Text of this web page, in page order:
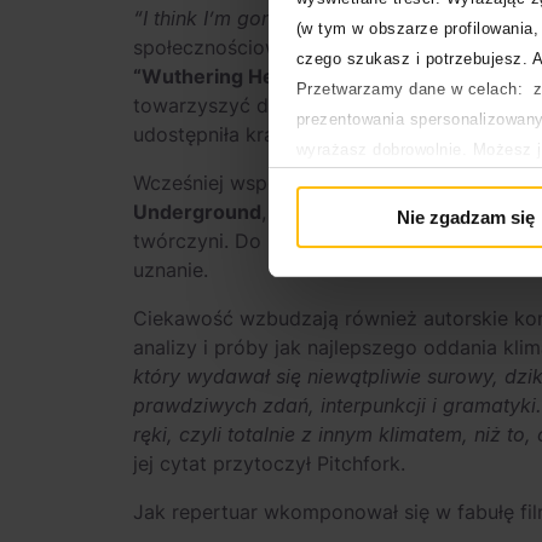
(w tym w obszarze
czego szukasz i potrzebujesz.
Przetwarzamy dane w celach:
prezentowania
Polityka prywatności
Nie zgadzam się
“I think I’m gonna die in this… house”– ten
społecznościowe. Fragment pochodzi z
“Wuthering Heights”
Charli XCX
już kilka
towarzyszyć debiut ścieżki dźwiękowej.
udostępniła krążek wzbogacony o 13
Wcześniej wspomniany utwór jest
Underground
John Cale. Jak
twórczyni. Do piosenki“Eyes of the World”
uznanie.
Ciekawość wzbudzają również autorskie
analizy i próby jak najlepszego oddania
który wydawał się niewątpliwie surowy,
prawdziwych zdań, interpunkcji i
ręki, czyli totalnie z innym klimatem, niż to,
jej cytat przytoczył Pitchfork.
Jak repertuar wkomponował się w fabułę